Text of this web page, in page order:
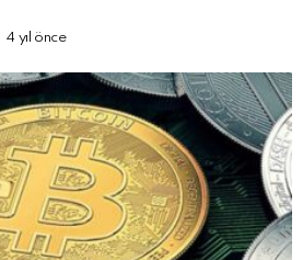
4 yıl önce